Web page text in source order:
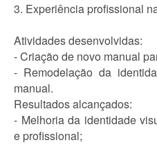
3. Experiência profissional
Atividades desenvolvidas:
- Criação de novo manual
- Remodelação da
manual.
Resultados alcançados:
- Melhoria da identidade
e profissional;